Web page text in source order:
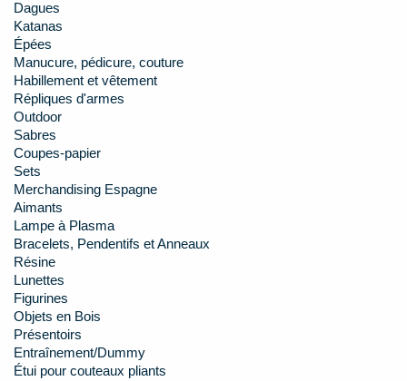
Dagues
Katanas
Épées
Manucure, pédicure, couture
Habillement et vêtement
Répliques d'armes
Outdoor
Sabres
Coupes-papier
Sets
Merchandising Espagne
Aimants
Lampe à Plasma
Bracelets, Pendentifs et Anneaux
Résine
Lunettes
Figurines
Objets en Bois
Présentoirs
Entraînement/Dummy
Étui pour couteaux pliants